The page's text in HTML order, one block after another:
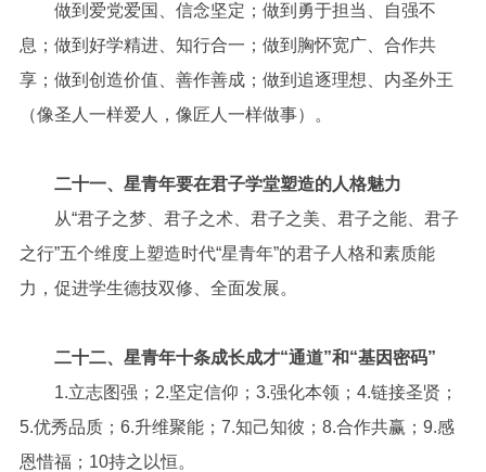
做到爱党爱国、信念坚定；做到勇于担当、自强不
息；做到好学精进、知行合一；做到胸怀宽广、合作共
享；做到创造价值、善作善成；做到追逐理想、内圣外王
（像圣人一样爱人，像匠人一样做事）。
二十一、星青年要在君子学堂塑造的人格魅力
从“君子之梦、君子之术、君子之美、君子之能、君子
之行”五个维度上塑造时代“星青年”的君子人格和素质能
力，促进学生德技双修、全面发展。
二十二、星青年十条成长成才“通道”和“基因密码”
1.立志图强；2.坚定信仰；3.强化本领；4.链接圣贤；
5.优秀品质；6.升维聚能；7.知己知彼；8.合作共赢；9.感
恩惜福；10持之以恒。